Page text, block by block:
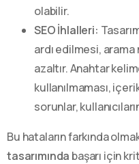
olabilir.
SEO İhlalleri:
ardı edilmesi,
azaltır. Anahtar
kullanılmaması,
sorunlar,
Bu hataların farkında
tasarımında başarı için